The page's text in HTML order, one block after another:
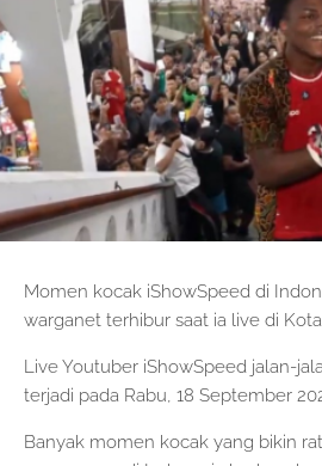
Momen kocak iShowSpeed di
warganet terhibur saat ia live di
Live Youtuber iShowSpeed jalan-
terjadi pada Rabu, 18 September
Banyak momen kocak yang bikin